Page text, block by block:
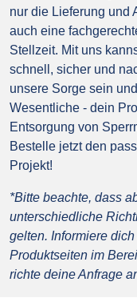
nur die Lieferung und
auch eine
Stellzeit. Mit uns
schnell, sicher und
unsere Sorge sein
Wesentliche - dein
Entsorgung von
Bestelle jetzt den
Projekt!
*Bitte beachte, dass
unterschiedliche
gelten. Informiere
Produktseiten im
richte deine Anfrage